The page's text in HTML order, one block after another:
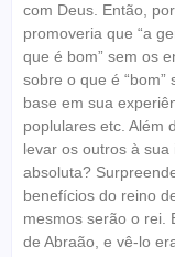
com Deus. Então,
promoveria que “a
que é bom” sem os
sobre o que é
base em sua
poplulares etc. Além
levar os outros à
absoluta?
benefícios do reino
mesmos serão o rei.
de Abraão, e vê-lo